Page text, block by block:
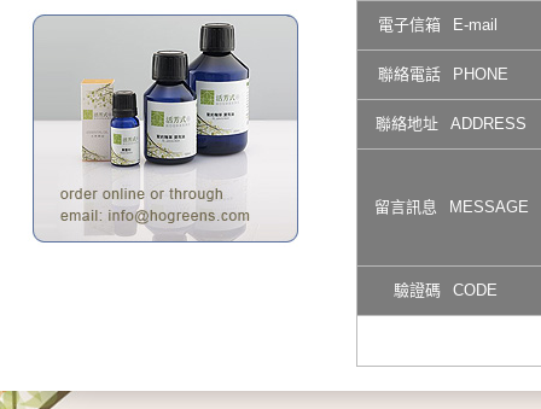
電子信箱 E-mail
聯絡電話 PHONE
聯絡地址 ADDRESS
留言訊息 MESSAGE
驗證碼 CODE